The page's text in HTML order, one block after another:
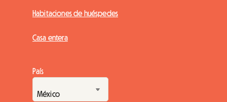
Habitaciones de huéspedes
Casa entera
País